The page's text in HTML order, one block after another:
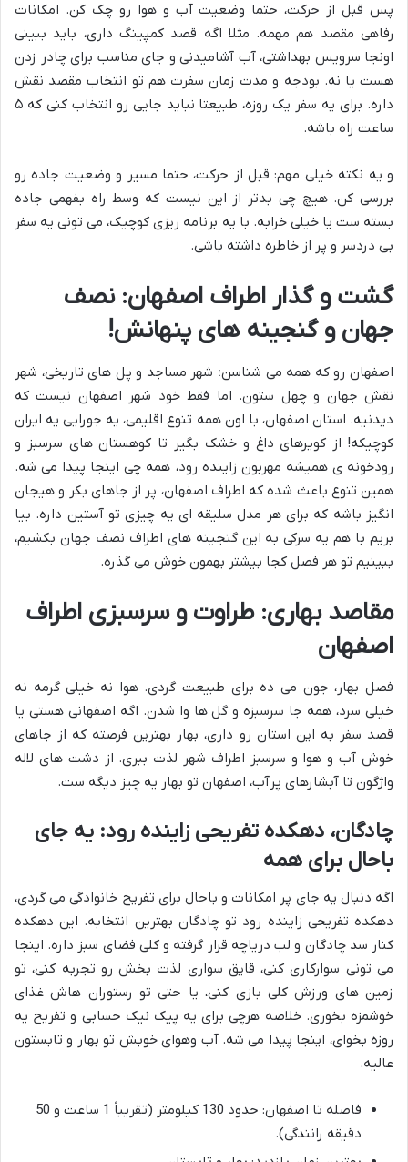
پس قبل از حرکت، حتما وضعیت آب و هوا رو چک کن. امکانات
رفاهی مقصد هم مهمه. مثلا اگه قصد کمپینگ داری، باید ببینی
اونجا سرویس بهداشتی، آب آشامیدنی و جای مناسب برای چادر زدن
هست یا نه. بودجه و مدت زمان سفرت هم تو انتخاب مقصد نقش
داره. برای یه سفر یک روزه، طبیعتا نباید جایی رو انتخاب کنی که ۵
ساعت راه باشه.
و یه نکته خیلی مهم: قبل از حرکت، حتما مسیر و وضعیت جاده رو
بررسی کن. هیچ چی بدتر از این نیست که وسط راه بفهمی جاده
بسته ست یا خیلی خرابه. با یه برنامه ریزی کوچیک، می تونی یه سفر
بی دردسر و پر از خاطره داشته باشی.
گشت و گذار اطراف اصفهان: نصف
جهان و گنجینه های پنهانش!
اصفهان رو که همه می شناسن؛ شهر مساجد و پل های تاریخی، شهر
نقش جهان و چهل ستون. اما فقط خود شهر اصفهان نیست که
دیدنیه. استان اصفهان، با اون همه تنوع اقلیمی، یه جورایی یه ایران
کوچیکه! از کویرهای داغ و خشک بگیر تا کوهستان های سرسبز و
رودخونه ی همیشه مهربون زاینده رود، همه چی اینجا پیدا می شه.
همین تنوع باعث شده که اطراف اصفهان، پر از جاهای بکر و هیجان
انگیز باشه که برای هر مدل سلیقه ای یه چیزی تو آستین داره. بیا
بریم با هم یه سرکی به این گنجینه های اطراف نصف جهان بکشیم،
ببینیم تو هر فصل کجا بیشتر بهمون خوش می گذره.
مقاصد بهاری: طراوت و سرسبزی اطراف
اصفهان
فصل بهار، جون می ده برای طبیعت گردی. هوا نه خیلی گرمه نه
خیلی سرد، همه جا سرسبزه و گل ها وا شدن. اگه اصفهانی هستی یا
قصد سفر به این استان رو داری، بهار بهترین فرصته که از جاهای
خوش آب و هوا و سرسبز اطراف شهر لذت ببری. از دشت های لاله
واژگون تا آبشارهای پرآب، اصفهان تو بهار یه چیز دیگه ست.
چادگان، دهکده تفریحی زاینده رود: یه جای
باحال برای همه
اگه دنبال یه جای پر امکانات و باحال برای تفریح خانوادگی می گردی،
دهکده تفریحی زاینده رود تو چادگان بهترین انتخابه. این دهکده
کنار سد چادگان و لب دریاچه قرار گرفته و کلی فضای سبز داره. اینجا
می تونی سوارکاری کنی، قایق سواری لذت بخش رو تجربه کنی، تو
زمین های ورزش کلی بازی کنی، یا حتی تو رستوران هاش غذای
خوشمزه بخوری. خلاصه هرچی برای یه پیک نیک حسابی و تفریح یه
روزه بخوای، اینجا پیدا می شه. آب وهوای خوبش تو بهار و تابستون
عالیه.
فاصله تا اصفهان: حدود 130 کیلومتر (تقریباً 1 ساعت و 50
دقیقه رانندگی).